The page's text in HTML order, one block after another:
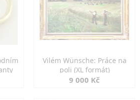
Vilém Wünsche: Práce na
poli (XL formát)
9 000 Kč